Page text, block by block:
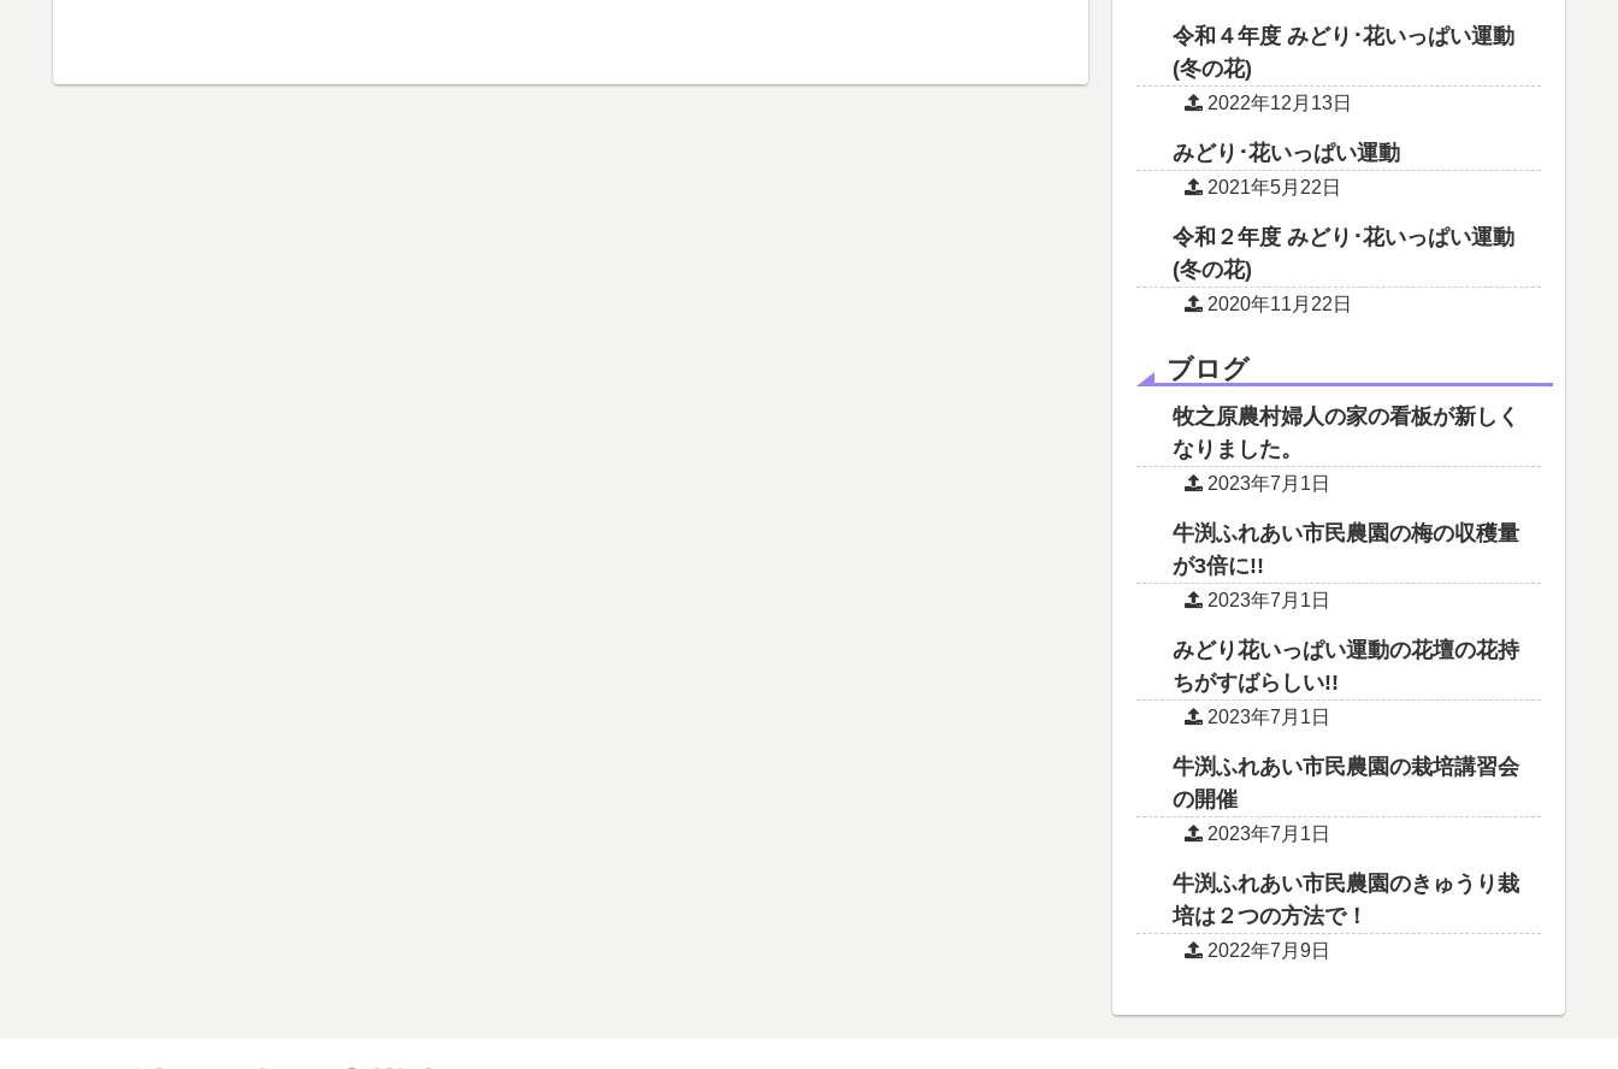
令和４年度 みどり･花いっぱい運動
(冬の花)
2022年12月13日
みどり･花いっぱい運動
2021年5月22日
令和２年度 みどり･花いっぱい運動
(冬の花)
2020年11月22日
ブログ
牧之原農村婦人の家の看板が新しく
なりました。
2023年7月1日
牛渕ふれあい市民農園の梅の収穫量
が3倍に!!
2023年7月1日
みどり花いっぱい運動の花壇の花持
ちがすばらしい!!
2023年7月1日
牛渕ふれあい市民農園の栽培講習会
の開催
2023年7月1日
牛渕ふれあい市民農園のきゅうり栽
培は２つの方法で！
2022年7月9日